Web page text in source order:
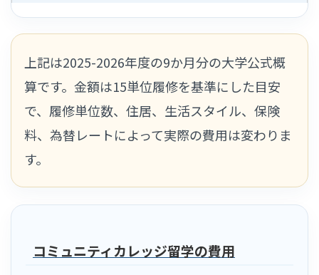
上記は2025-2026年度の9か月分の大学公式概
算です。金額は15単位履修を基準にした目安
で、履修単位数、住居、生活スタイル、保険
料、為替レートによって実際の費用は変わりま
す。
コミュニティカレッジ留学の費用